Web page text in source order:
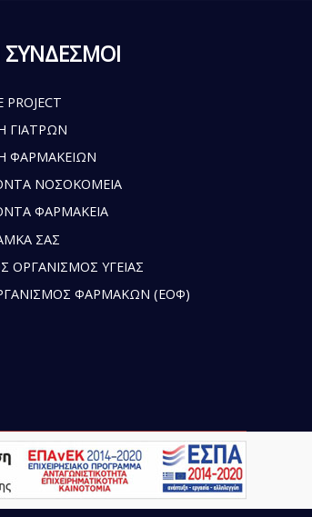
ΣΥΝΔΕΣΜΟΙ
PROJECT
ΓΙΑΤΡΩΝ
ΦΑΡΜΑΚΕΙΩΝ
ΝΟΣΟΚΟΜΕΙΑ
ΦΑΡΜΑΚΕΙΑ
ΣΑΣ
ΟΡΓΑΝΙΣΜΟΣ ΥΓΕΙΑΣ
ΦΑΡΜΑΚΩΝ (ΕΟΦ)